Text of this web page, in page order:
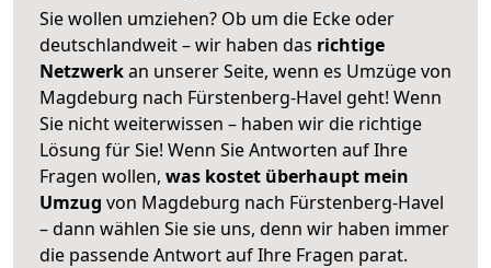
Sie wollen umziehen? Ob um die Ecke oder
deutschlandweit – wir haben das richtige
Netzwerkan unserer Seite, wenn es Umzüge von
Magdeburg nach Fürstenberg-Havel geht! Wenn
Sie nicht weiterwissen – haben wir die richtige
Lösung für Sie! Wenn Sie Antworten auf Ihre
Fragen wollen, was kostet überhaupt mein
Umzug von Magdeburg nach Fürstenberg-Havel
– dann wählen Sie sie uns, denn wir haben immer
die passende Antwort auf Ihre Fragen parat.